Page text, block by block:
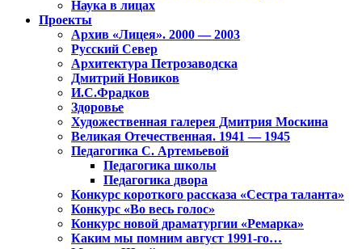
Наука в лицах
Проекты
Архив «Лицея». 2000 — 2003
Русский Север
Архитектура Петрозаводска
Дмитрий Новиков
И.С.Фрадков
Здоровье
Художественная галерея Дмитрия Москина
Великая Отечественная. 1941 — 1945
Педагогика С. Артемьевой
Педагогика школы
Педагогика двора
Конкурс короткого рассказа «Сестра таланта»
Конкурс «Во весь голос»
Конкурс новой драматургии «Ремарка»
Каким мы помним август 1991-го…